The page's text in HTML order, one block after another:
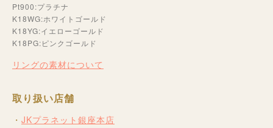
Pt900:プラチナ
K18WG:ホワイトゴールド
K18YG:イエローゴールド
K18PG:ピンクゴールド
リングの素材について
取り扱い店舗
JKプラネット銀座本店